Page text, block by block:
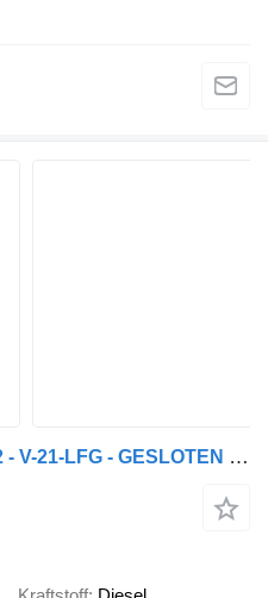
Renault Master 170.35 L3H2 - V-21-LFG - GESLOTEN - URBAN GRIJS - EURO 6